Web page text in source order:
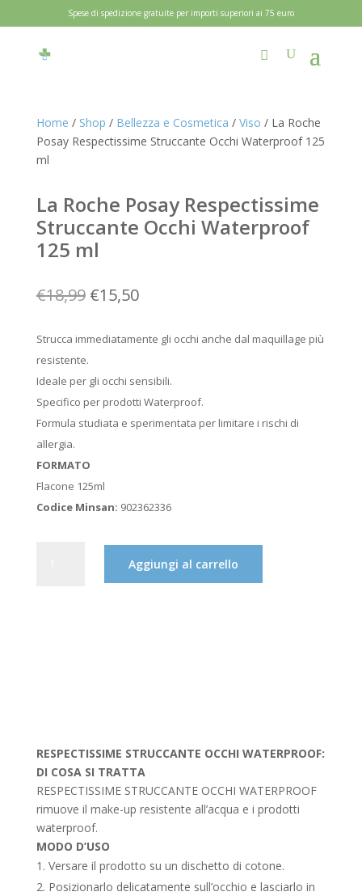
Spese di spedizione gratuite per importi superiori ai 75 euro
Home / Shop / Bellezza e Cosmetica / Viso / La Roche
Posay Respectissime Struccante Occhi Waterproof 125
ml
La Roche Posay Respectissime
Struccante Occhi Waterproof
125 ml
€18,99 Il
originale
era:
€15,50Il
attuale
è:
Strucca immediatamente gli occhi anche dal maquillage più
resistente.
Ideale per gli occhi sensibili.
Specifico per prodotti Waterproof.
Formula studiata e sperimentata per limitare i rischi di
allergia.
FORMATO
Flacone 125ml
Codice Minsan: 902362336
Aggiungi al carrello
RESPECTISSIME STRUCCANTE OCCHI WATERPROOF:
DI COSA SI TRATTA
RESPECTISSIME STRUCCANTE OCCHI WATERPROOF
rimuove il make-up resistente all’acqua e i prodotti
waterproof.
MODO D’USO
Versare il prodotto su un dischetto di cotone.
Posizionarlo delicatamente sull’occhio e lasciarlo in